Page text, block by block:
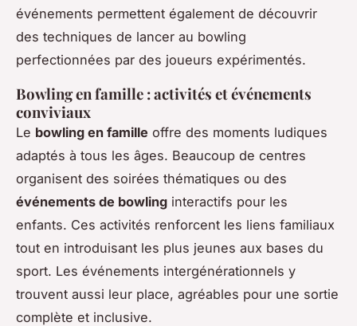
événements permettent également de découvrir
des techniques de lancer au bowling
perfectionnées par des joueurs expérimentés.
Bowling en famille : activités et événements
conviviaux
Le bowling en famille offre des moments ludiques
adaptés à tous les âges. Beaucoup de centres
organisent des soirées thématiques ou des
événements de bowling interactifs pour les
enfants. Ces activités renforcent les liens familiaux
tout en introduisant les plus jeunes aux bases du
sport. Les événements intergénérationnels y
trouvent aussi leur place, agréables pour une sortie
complète et inclusive.